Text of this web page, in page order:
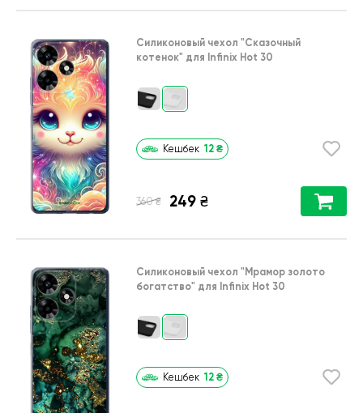
Силиконовый чехол "Сказочный
котенок" для Infinix Hot 30
Кешбек 12 ₴
360 ₴ 249 ₴
Силиконовый чехол "Мрамор золото
богатство" для Infinix Hot 30
Кешбек 12 ₴